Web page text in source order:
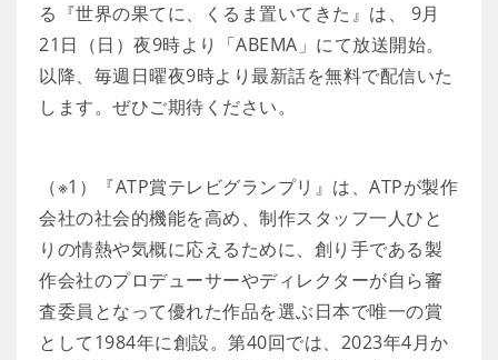
る『世界の果てに、くるま置いてきた』は、 9月
21日（日）夜9時より「ABEMA」にて放送開始。
以降、毎週日曜夜9時より最新話を無料で配信いた
します。ぜひご期待ください。
（※1）『ATP賞テレビグランプリ』は、ATPが製作
会社の社会的機能を高め、制作スタッフ一人ひと
りの情熱や気概に応えるために、創り手である製
作会社のプロデューサーやディレクターが自ら審
査委員となって優れた作品を選ぶ日本で唯一の賞
として1984年に創設。第40回では、2023年4月か